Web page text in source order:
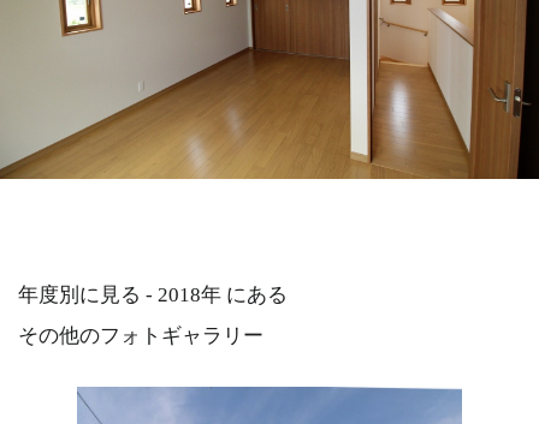
年度別に見る - 2018年 にある
その他のフォトギャラリー